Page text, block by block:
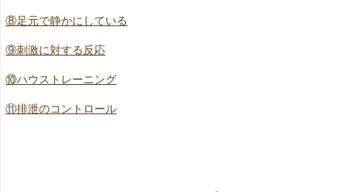
⑧足元で静かにしている
⑨刺激に対する反応
⑩ハウストレーニング
⑪排泄のコントロール